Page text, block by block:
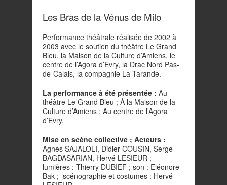
Les Bras de la Vénus de Milo
Performance théâtrale réalisée de 2002 à
2003 avec le soutien du théâtre Le Grand
Bleu, la Maison de la Culture d’Amiens, le
centre de l’Agora d’Evry, la Drac Nord Pas-
de-Calais, la compagnie La Tarande.
La performance à été présentée : Au
théâtre Le Grand Bleu ; À la Maison de la
Culture d’Amiens ; Au centre de l’Agora
d’Evry.
Mise en scène collective ; Acteurs :
Agnes SAJALOLI, Didier COUSIN, Serge
BAGDASARIAN, Hervé LESIEUR ;
lumières : Thierry DUBIEF ; son : Eléonore
Bak ; scénographie et costumes : Hervé